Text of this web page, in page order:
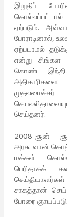
இறுதிப்
கொல்லப்பட்டால்
ஏற்படும்.
போராடினால்,
ஏற்படாமல்
என்று சிங்கள
கொண்ட
முதலமைச்சர்
செய்தனர்.
2008 சூன் –
அரசு. வான்
மக்கள்
பெரிதாகக்
சாகத்தான்
போரை